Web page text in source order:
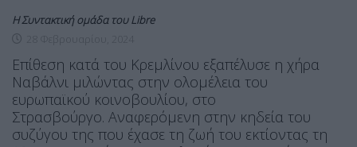
Η Συντακτική ομάδα του Libre
Επίθεση κατά του Κρεμλίνου εξαπέλυσε η χήρα
Ναβάλνι μιλώντας στην ολομέλεια του
ευρωπαϊκού κοινοβουλίου, στο
Στρασβούργο. Αναφερόμενη στην κηδεία του
συζύγου της που έχασε τη ζωή του εκτίοντας τη